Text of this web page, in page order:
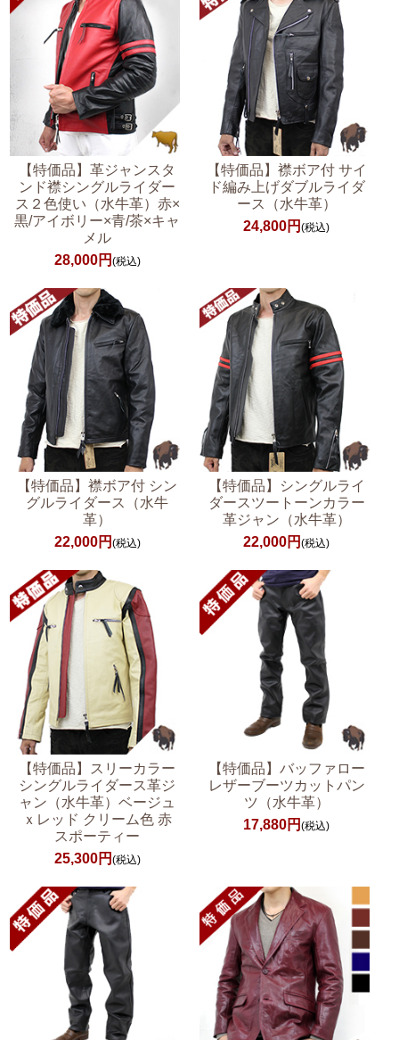
【特価品】革ジャンスタ
ンド襟シングルライダー
ス２色使い（水牛革）赤×
黒/アイボリー×青/茶×キャ
メル
28,000円 (税込)
【特価品】襟ボア付 サイ
ド編み上げダブルライダ
ース（水牛革）
24,800円(税込)
【特価品】襟ボア付 シン
グルライダース（水牛
革）
22,000円 (税込)
【特価品】シングルライ
ダースツートーンカラー
革ジャン（水牛革）
22,000円(税込)
【特価品】スリーカラー
シングルライダース革ジ
ャン（水牛革）ベージュ
ｘレッド クリーム色 赤
スポーティー
25,300円 (税込)
【特価品】バッファロー
レザーブーツカットパン
ツ（水牛革）
17,880円(税込)